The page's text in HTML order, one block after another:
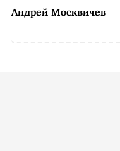
Андрей Москвичев